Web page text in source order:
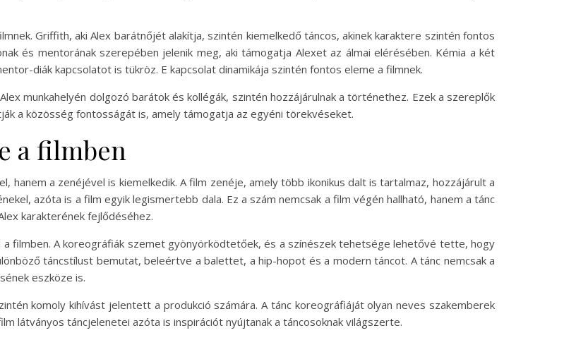
Griffith, aki Alex barátnőjét alakítja, szintén kiemelkedő táncos, akinek karaktere szintén fontos
és mentorának szerepében jelenik meg, aki támogatja Alexet az álmai elérésében. Kémia a két
diák kapcsolatot is tükröz. E kapcsolat dinamikája szintén fontos eleme a filmnek.
munkahelyén dolgozó barátok és kollégák, szintén hozzájárulnak a történethez. Ezek a szereplők
a közösség fontosságát is, amely támogatja az egyéni törekvéseket.
a filmben
hanem a zenéjével is kiemelkedik. A film zenéje, amely több ikonikus dalt is tartalmaz, hozzájárult a
azóta is a film egyik legismertebb dala. Ez a szám nemcsak a film végén hallható, hanem a tánc
karakterének fejlődéséhez.
a filmben. A koreográfiák szemet gyönyörködtetőek, és a színészek tehetsége lehetővé tette, hogy
táncstílust bemutat, beleértve a balettet, a hip-hopot és a modern táncot. A tánc nemcsak a
eszköze is.
komoly kihívást jelentett a produkció számára. A tánc koreográfiáját olyan neves szakemberek
látványos táncjelenetei azóta is inspirációt nyújtanak a táncosoknak világszerte.